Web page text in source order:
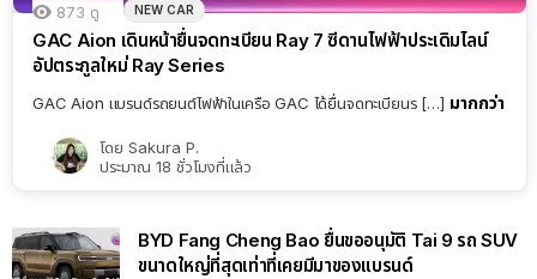
873 ดู NEW CAR
GAC Aion เดินหน้ายื่นจดทะเบียน Ray 7 ซีดานไฟฟ้าประเดิมไลน์
อัปตระกูลใหม่ Ray Series
GAC Aion แบรนด์รถยนต์ไฟฟ้าในเครือ GAC ได้ยื่นจดทะเบียนร […] มากกว่า
โดย Sakura P.
ประมาณ 18 ชั่วโมงที่แล้ว
BYD Fang Cheng Bao ยื่นขออนุมัติ Tai 9 รถ SUV
ขนาดใหญ่ที่สุดเท่าที่เคยมีมาของแบรนด์